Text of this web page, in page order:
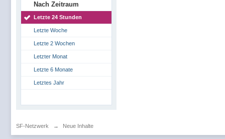
Nach Zeitraum
Letzte 24 Stunden
Letzte Woche
Letzte 2 Wochen
Letzter Monat
Letzte 6 Monate
Letztes Jahr
SF-Netzwerk → Neue Inhalte